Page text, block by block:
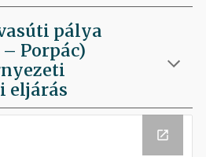
vasúti pálya
Porpác)
eljárás